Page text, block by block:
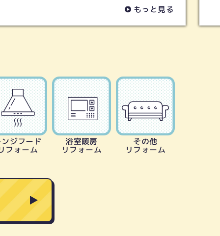
もっと見る
ジフード
フォーム
浴室暖房
リフォーム
その他
リフォーム